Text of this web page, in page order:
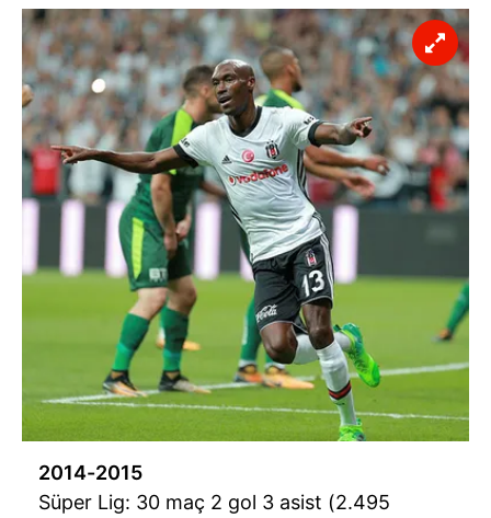
2014-2015
Süper Lig: 30 maç 2 gol 3 asist (2.495